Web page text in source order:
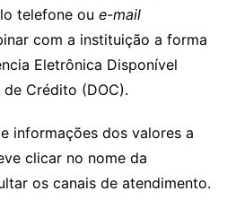
telefone ou e-mail
com a instituição a forma
Eletrônica Disponível
Crédito (DOC).
informações dos valores a
clicar no nome da
os canais de atendimento.